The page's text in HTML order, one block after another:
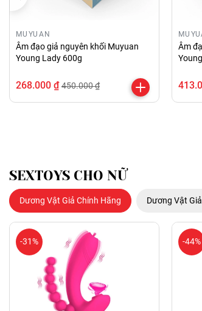
MUYUAN
Âm đạo giả nguyên khối Muyuan
Young Lady 600g
268.000 ₫ 450.000 ₫
Âm
SEXTOYS CHO NỮ
Dương Vật Giả Chính Hãng Dương Vật
-31% -44%